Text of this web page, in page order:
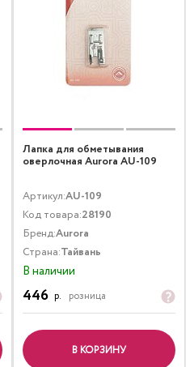
Лапка для обметывания
оверлочная Aurora AU-109
Артикул:AU-109
Код товара:28190
Бренд:Aurora
Страна:Тайвань
В наличии
446 р. розница
В КОРЗИНУ